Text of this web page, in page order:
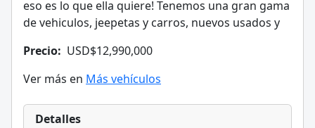
eso es lo que ella quiere! Tenemos una gran gama
de vehiculos, jeepetas y carros, nuevos usados y
Precio: USD$12,990,000
Ver más en Más vehículos
Detalles